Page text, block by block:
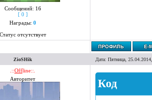
Сообщений: 16
[ 0 ]
Награды: 0
Статус отсутствует
ZioSHik Дата: Пятница,
.::Offline::.
Авторитет
Код